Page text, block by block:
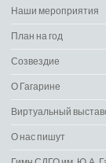
Наши мероприятия
План на год
Созвездие
О Гагарине
Виртуальный
О нас пишут